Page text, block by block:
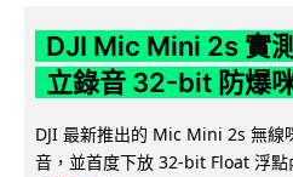
DJI Mic Mini 2s 實
立錄音 32-bit 防爆
DJI 最新推出的 Mic Mini 2s 無線
音，並首度下放 32-bit Float 浮